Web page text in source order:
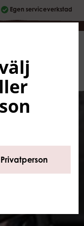
Egen serviceverkstad
0
Privatperson